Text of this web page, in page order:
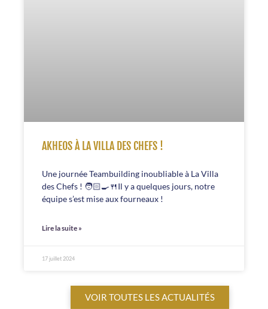
AKHEOS À LA VILLA DES CHEFS !
Une journée Teambuilding inoubliable à La Villa
des Chefs ! 🧑🏻‍🍳🍴Il y a quelques jours, notre
équipe s’est mise aux fourneaux !
Lire la suite »
17 juillet 2024
VOIR TOUTES LES ACTUALITÉS